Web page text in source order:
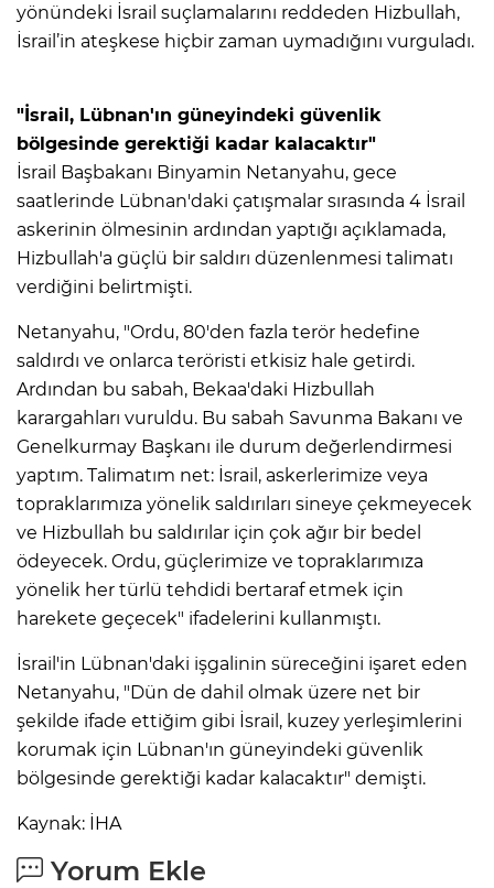
yönündeki İsrail suçlamalarını reddeden Hizbullah,
İsrail’in ateşkese hiçbir zaman uymadığını vurguladı.
"İsrail, Lübnan'ın güneyindeki güvenlik
bölgesinde gerektiği kadar kalacaktır"
İsrail Başbakanı Binyamin Netanyahu, gece
saatlerinde Lübnan'daki çatışmalar sırasında 4 İsrail
askerinin ölmesinin ardından yaptığı açıklamada,
Hizbullah'a güçlü bir saldırı düzenlenmesi talimatı
verdiğini belirtmişti.
Netanyahu, "Ordu, 80'den fazla terör hedefine
saldırdı ve onlarca teröristi etkisiz hale getirdi.
Ardından bu sabah, Bekaa'daki Hizbullah
karargahları vuruldu. Bu sabah Savunma Bakanı ve
Genelkurmay Başkanı ile durum değerlendirmesi
yaptım. Talimatım net: İsrail, askerlerimize veya
topraklarımıza yönelik saldırıları sineye çekmeyecek
ve Hizbullah bu saldırılar için çok ağır bir bedel
ödeyecek. Ordu, güçlerimize ve topraklarımıza
yönelik her türlü tehdidi bertaraf etmek için
harekete geçecek" ifadelerini kullanmıştı.
İsrail'in Lübnan'daki işgalinin süreceğini işaret eden
Netanyahu, "Dün de dahil olmak üzere net bir
şekilde ifade ettiğim gibi İsrail, kuzey yerleşimlerini
korumak için Lübnan'ın güneyindeki güvenlik
bölgesinde gerektiği kadar kalacaktır" demişti.
Kaynak: İHA
Yorum Ekle